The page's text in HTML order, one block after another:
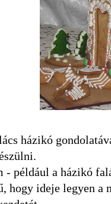
házikó
- például a házikó
hogy ideje legyen a